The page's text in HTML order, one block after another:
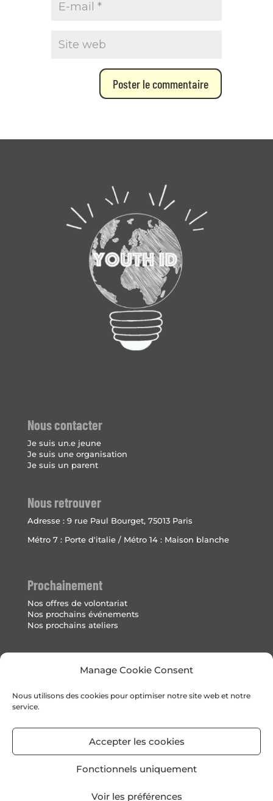
Manage Cookie Consent
Nous utilisons des cookies pour optimiser notre site web et notre
service.
Accepter les cookies
Fonctionnels uniquement
Voir les préférences
Nous contacter
Je suis un.e jeune
Je suis une organisation
Je suis un parent
Nous retrouver
Adresse : 9 rue Paul Bourget, 75013 Paris
Métro 7 : Porte d'italie / Métro 14 : Maison blanche
Prochainement
Nos offres de volontariat
Nos prochains événements
Nos prochains ateliers
Politique de cookies (UE)